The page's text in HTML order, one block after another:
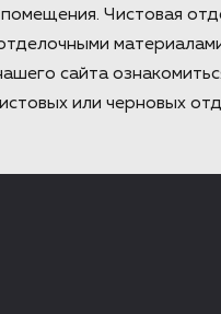
Чистовая
сайта
или черновых